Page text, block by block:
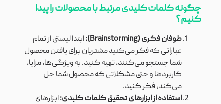
چگونه کلمات کلیدی مرتبط با محصولات را پیدا
کنیم؟
طوفان فکری (Brainstorming):
ابتدا لیستی از تمام
عباراتی که فکر می‌کنید مشتریان برای یافتن محصول
شما جستجو می‌کنند، تهیه کنید. به ویژگی‌ها، مزایا،
کاربردها و حتی مشکلاتی که محصول شما حل
می‌کند، فکر کنید.
استفاده از ابزارهای تحقیق کلمات کلیدی:ابزارهای